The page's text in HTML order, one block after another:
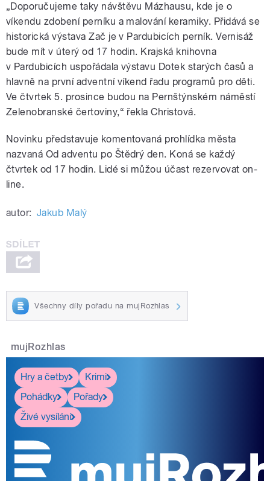
„Doporučujeme taky návštěvu Mázhausu, kde je o
víkendu zdobení perníku a malování keramiky. Přidává se
historická výstava Zač je v Pardubicích perník. Vernisáž
bude mít v úterý od 17 hodin. Krajská knihovna
v Pardubicích uspořádala výstavu Dotek starých časů a
hlavně na první adventní víkend řadu programů pro děti.
Ve čtvrtek 5. prosince budou na Pernštýnském náměstí
Zelenobranské čertoviny,“ řekla Christová.
Novinku představuje komentovaná prohlídka města
nazvaná Od adventu po Štědrý den. Koná se každý
čtvrtek od 17 hodin. Lidé si můžou účast rezervovat on-
line.
autor: Jakub Malý
Všechny díly pořadu na mujRozhlas
mujRozhlas
Hry a četby
Krimi
Pohádky
Pořady
Živé vysílání